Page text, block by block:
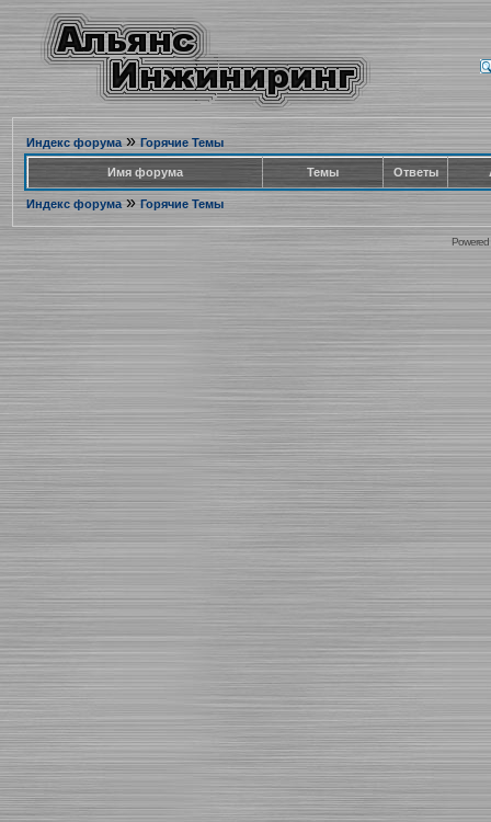
Индекс форума» Горячие Темы
Имя форума Темы Ответы
Индекс форума» Горячие Темы